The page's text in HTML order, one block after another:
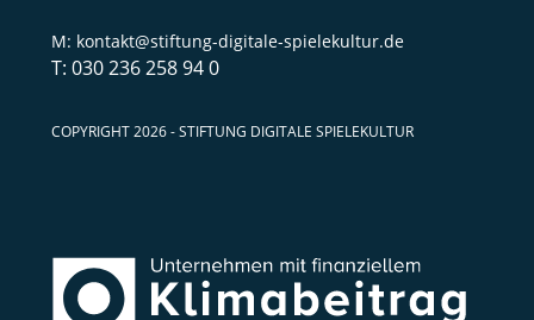
kontakt@stiftung-digitale-spielekultur.de
030 236 258 94 0
COPYRIGHT 2026 - STIFTUNG DIGITALE SPIELEKULTUR